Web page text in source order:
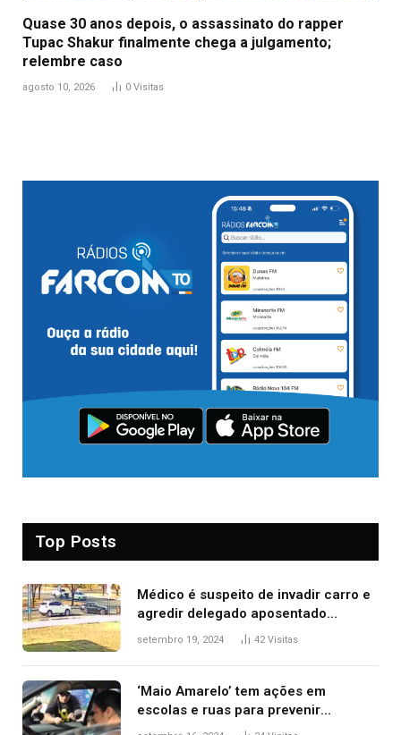
Quase 30 anos depois, o assassinato do rapper
Tupac Shakur finalmente chega a julgamento;
relembre caso
agosto 10, 2026 0 Visitas
Top Posts
Médico é suspeito de invadir carro e
agredir delegado aposentado
durante confusão no trânsito
setembro 19, 2024 42Visitas
‘Maio Amarelo’ tem ações em
escolas e ruas para prevenir
acidentes no trânsito no AP